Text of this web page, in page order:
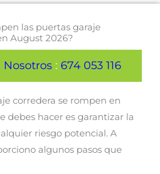
las puertas garaje
August 2026?
Nosotros: 674 053 116
corredera se rompen en
debes hacer es garantizar la
riesgo potencial. A
algunos pasos que